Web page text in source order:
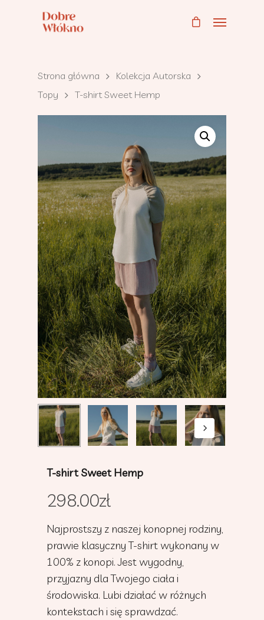
Strona główna
Kolekcja Autorska
Topy
T-shirt Sweet Hemp
T-shirt Sweet Hemp
298.00zł
Najprostszy z naszej konopnej rodziny,
prawie klasyczny T-shirt wykonany w
100% z konopi. Jest wygodny,
przyjazny dla Twojego ciała i
środowiska. Lubi działać w różnych
kontekstach i się sprawdzać.